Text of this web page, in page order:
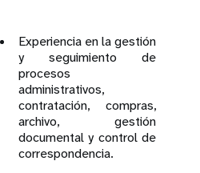
Experiencia en la gestión
y seguimiento de
procesos
administrativos,
contratación, compras,
archivo, gestión
documental y control de
correspondencia.